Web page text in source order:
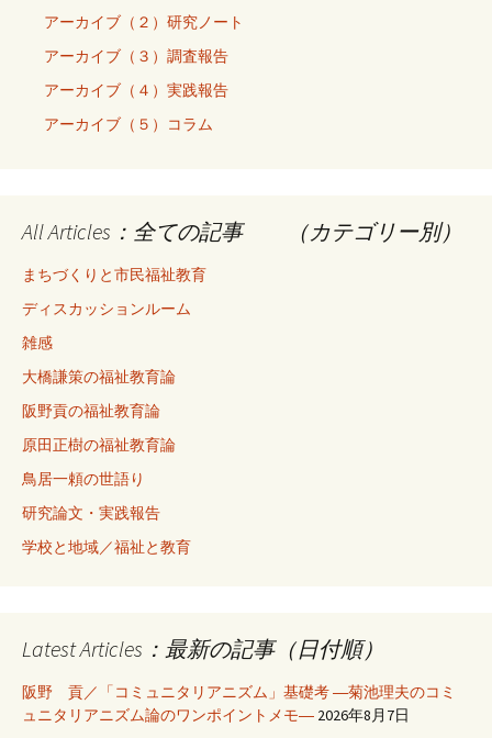
アーカイブ（２）研究ノート
アーカイブ（３）調査報告
アーカイブ（４）実践報告
アーカイブ（５）コラム
All Articles：全ての記事 （カテゴリー別）
まちづくりと市民福祉教育
ディスカッションルーム
雑感
大橋謙策の福祉教育論
阪野貢の福祉教育論
原田正樹の福祉教育論
鳥居一頼の世語り
研究論文・実践報告
学校と地域／福祉と教育
Latest Articles：最新の記事（日付順）
阪野 貢／「コミュニタリアニズム」基礎考 ―菊池理夫のコミ
ュニタリアニズム論のワンポイントメモ― 2026年8月7日